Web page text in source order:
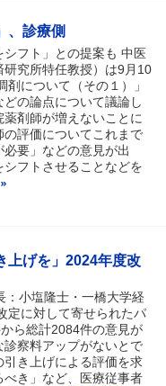
、診療側
フト」との提案も 中医
究所特任教授）は9月10
について（その１）」
の論点について議論し
剤師が増えないことに
評価についてこれまで
要」などの意見が出
フトさせることなどを
上げを」2024年度改
：小塩隆士・一橋大学経
定に対して寄せられたパ
ら総計2084件の意見が
察料アップがないとで
き上げによる評価を求
き」など、医療従事者